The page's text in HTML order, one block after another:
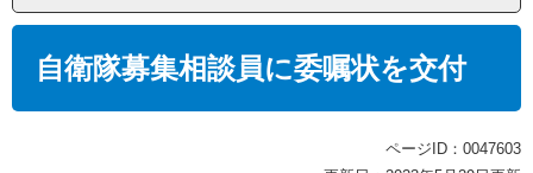
自衛隊募集相談員に委嘱状を交付
ページID：0047603